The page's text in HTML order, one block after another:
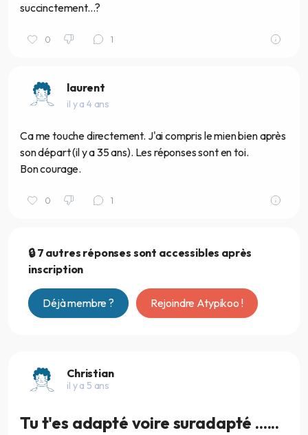
succinctement...?
0 1
laurent
il y a 4 ans
Ca me touche directement. J'ai compris le mien bien après
son départ (il y a 35 ans). Les réponses sont en toi.
Bon courage.
0 1
🔒 7 autres réponses sont accessibles après
inscription
Déjà membre ? Rejoindre Atypikoo !
Christian
il y a 5 ans
Tu t'es adapté voire suradapté ......